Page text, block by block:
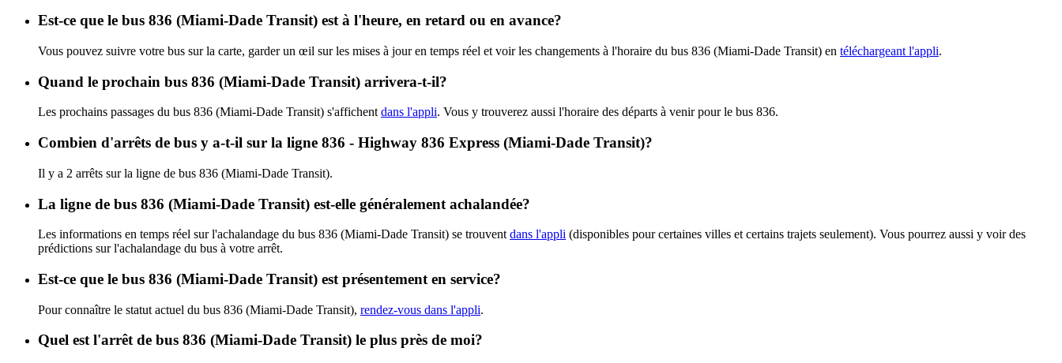
Est-ce que le bus 836 (Miami-Dade Transit) est à l'heure, en retard ou en avance?
Vous pouvez suivre votre bus sur la carte, garder un œil sur les mises à jour en temps réel et voir les changements à l'horaire du bus 836 (Miami-Dade Transit) en téléchargeant l'appli.
Quand le prochain bus 836 (Miami-Dade Transit) arrivera-t-il?
Les prochains passages du bus 836 (Miami-Dade Transit) s'affichent dans l'appli. Vous y trouverez aussi l'horaire des départs à venir pour le bus 836.
Combien d'arrêts de bus y a-t-il sur la ligne 836 - Highway 836 Express (Miami-Dade Transit)?
Il y a 2 arrêts sur la ligne de bus 836 (Miami-Dade Transit).
La ligne de bus 836 (Miami-Dade Transit) est-elle généralement achalandée?
Les informations en temps réel sur l'achalandage du bus 836 (Miami-Dade Transit) se trouvent dans l'appli (disponibles pour certaines villes et certains trajets seulement). Vous pourrez aussi y voir des
prédictions sur l'achalandage du bus à votre arrêt.
Est-ce que le bus 836 (Miami-Dade Transit) est présentement en service?
Pour connaître le statut actuel du bus 836 (Miami-Dade Transit), rendez-vous dans l'appli.
Quel est l'arrêt de bus 836 (Miami-Dade Transit) le plus près de moi?